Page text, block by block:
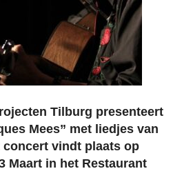
Tilburg presenteert
Mees” met liedjes van
concert vindt plaats op
Maart in het Restaurant